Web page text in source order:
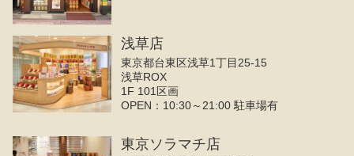
浅草店
東京都台東区浅草1丁目25-15
浅草ROX
1F 101区画
OPEN：10:30～21:00 駐車場有
東京ソラマチ店